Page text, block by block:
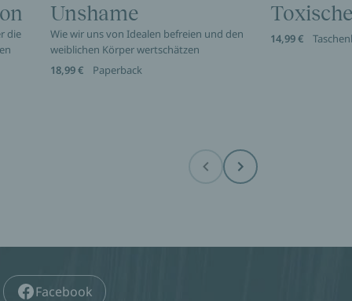
die
Unshame
Wie wir uns von Idealen befreien und den
weiblichen Körper wertschätzen
18,99 €
Paperback
14,99 €
Before Next
Facebook